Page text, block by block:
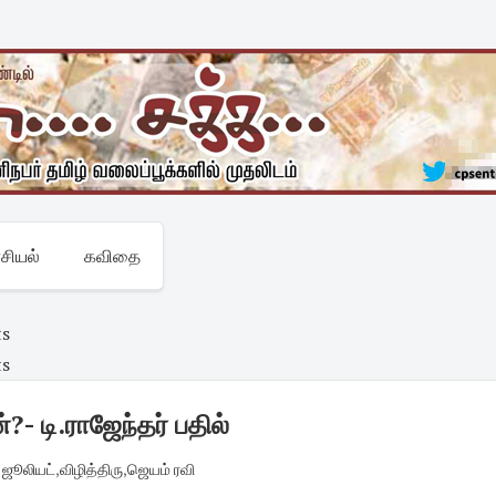
கவிதை
டி.ராஜேந்தர் பதில்
,விழித்திரு,ஜெயம் ரவி